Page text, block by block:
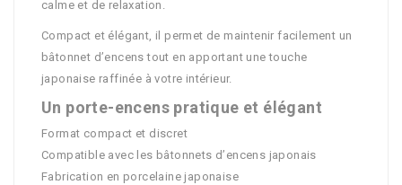
calme et de relaxation.
Compact et élégant, il permet de maintenir facilement un
bâtonnet d’encens tout en apportant une touche
japonaise raffinée à votre intérieur.
Un porte-encens pratique et élégant
Format compact et discret
Compatible avec les bâtonnets d’encens japonais
Fabrication en porcelaine japonaise